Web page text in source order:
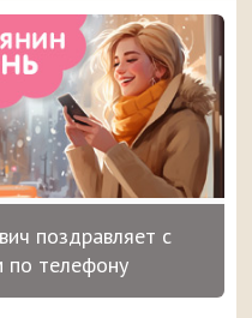
поздравляет с
по телефону